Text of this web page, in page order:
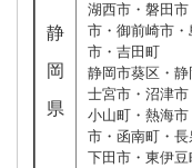
静
岡
県
湖西市・磐田市
市・御前崎市
市・吉田町
静岡市葵区・
士宮市・沼津
小山町・熱海
市・函南町・長
下田市・東伊